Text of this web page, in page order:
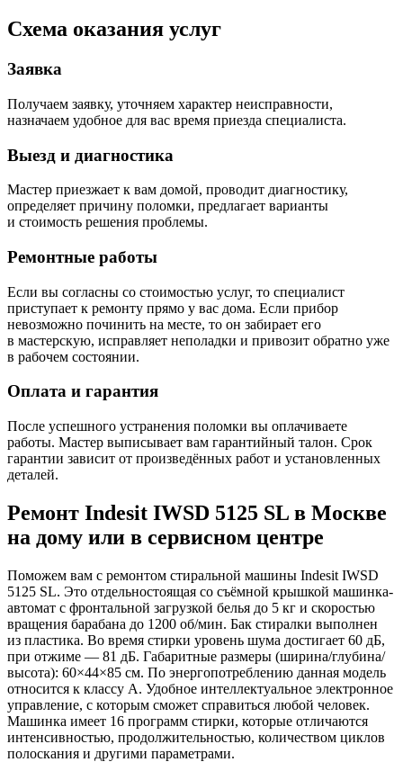
Схема оказания услуг
Заявка
Получаем заявку, уточняем характер неисправности,
назначаем удобное для вас время приезда специалиста.
Выезд и диагностика
Мастер приезжает к вам домой, проводит диагностику,
определяет причину поломки, предлагает варианты
и стоимость решения проблемы.
Ремонтные работы
Если вы согласны со стоимостью услуг, то специалист
приступает к ремонту прямо у вас дома. Если прибор
невозможно починить на месте, то он забирает его
в мастерскую, исправляет неполадки и привозит обратно уже
в рабочем состоянии.
Оплата и гарантия
После успешного устранения поломки вы оплачиваете
работы. Мастер выписывает вам гарантийный талон. Срок
гарантии зависит от произведённых работ и установленных
деталей.
Ремонт Indesit IWSD 5125 SL в Москве
на дому или в сервисном центре
Поможем вам с ремонтом стиральной машины Indesit IWSD
5125 SL. Это отдельностоящая со съёмной крышкой машинка-
автомат с фронтальной загрузкой белья до 5 кг и скоростью
вращения барабана до 1200 об/мин. Бак стиралки выполнен
из пластика. Во время стирки уровень шума достигает 60 дБ,
при отжиме — 81 дБ. Габаритные размеры (ширина/глубина/
высота): 60×44×85 см. По энергопотреблению данная модель
относится к классу A. Удобное интеллектуальное электронное
управление, с которым сможет справиться любой человек.
Машинка имеет 16 программ стирки, которые отличаются
интенсивностью, продолжительностью, количеством циклов
полоскания и другими параметрами.